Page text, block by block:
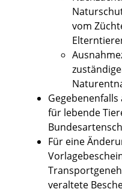
vom
für lebende
Für eine
veraltete